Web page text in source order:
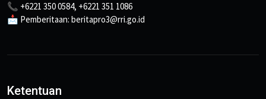
📞 +6221 350 0584, +6221 351 1086
📩 Pemberitaan: beritapro3@rri.go.id
Ketentuan